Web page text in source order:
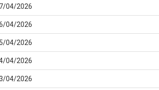
04/2026
04/2026
04/2026
04/2026
04/2026